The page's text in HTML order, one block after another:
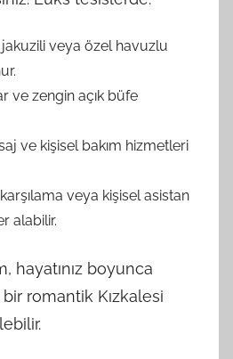
veya özel havuzlu
ve zengin açık büfe
ve kişisel bakım hizmetleri
veya kişisel asistan
alabilir.
hayatınız boyunca
bir romantik Kızkalesi